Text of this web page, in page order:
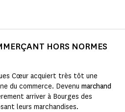
HORS NORMES
Cœur acquiert très tôt une
du commerce. Devenu marchand
arriver à Bourges des
leurs marchandises.